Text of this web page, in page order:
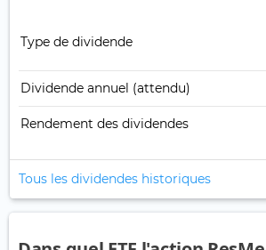
Type de dividende
Dividende annuel (attendu)
Rendement des dividendes
Tous les dividendes historiques